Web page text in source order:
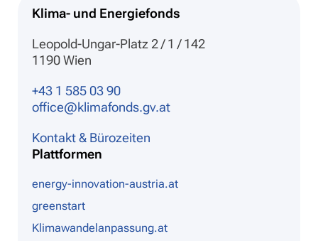
Klima- und Energiefonds
Leopold-Ungar-Platz 2 / 1 / 142
1190 Wien
+43 1 585 03 90
office@klimafonds.gv.at
Kontakt & Bürozeiten
Plattformen
energy-innovation-austria.at
greenstart
Klimawandelanpassung.at